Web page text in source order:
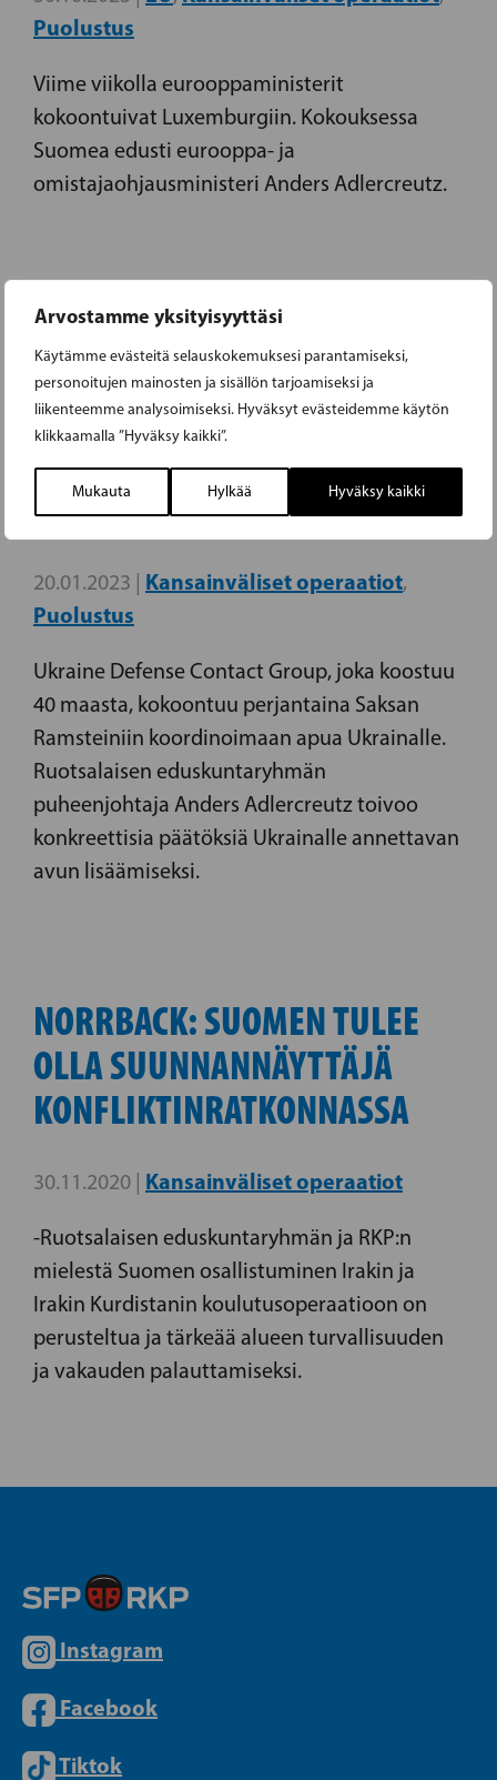
Arvostamme yksityisyyttäsi
Käytämme evästeitä selauskokemuksesi parantamiseksi,
personoitujen mainosten ja sisällön tarjoamiseksi ja
liikenteemme analysoimiseksi. Hyväksyt evästeidemme käytön
klikkaamalla ”Hyväksy kaikki”.
Mukauta Hylkää Hyväksy kaikki
Puolustus
Viime viikolla eurooppaministerit
kokoontuivat Luxemburgiin. Kokouksessa
Suomea edusti eurooppa- ja
omistajaohjausministeri Anders Adlercreutz.
ADLERCREUTZ: RAMSTEININ
KOKOUKSEN ON TEHTÄVÄ
PÄÄTÖKSIÄ UKRAINAN
TEHOKKAAMMALLE
TUKEMISELLE
20.01.2023 | Kansainväliset operaatiot,
Puolustus
Ukraine Defense Contact Group, joka koostuu
40 maasta, kokoontuu perjantaina Saksan
Ramsteiniin koordinoimaan apua Ukrainalle.
Ruotsalaisen eduskuntaryhmän
puheenjohtaja Anders Adlercreutz toivoo
konkreettisia päätöksiä Ukrainalle annettavan
avun lisäämiseksi.
NORRBACK: SUOMEN TULEE
OLLA SUUNNANNÄYTTÄJÄ
KONFLIKTINRATKONNASSA
30.11.2020 | Kansainväliset operaatiot
-Ruotsalaisen eduskuntaryhmän ja RKP:n
mielestä Suomen osallistuminen Irakin ja
Irakin Kurdistanin koulutusoperaatioon on
perusteltua ja tärkeää alueen turvallisuuden
ja vakauden palauttamiseksi.
Instagram
Facebook
Tiktok